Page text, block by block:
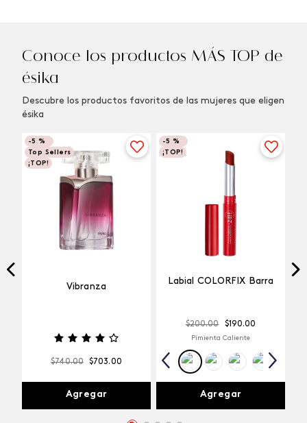
Conoce los productos MÁS TOP de
ésika
Descubre los productos favoritos de las mujeres que eligen
ésika
-5 %
Top Sellers
¡TOP!
Vibranza
$740.00 $703.00
Agregar
-5 %
¡TOP!
Labial COLORFIX Barra
$200.00 $190.00
Pimienta Caliente
Agregar